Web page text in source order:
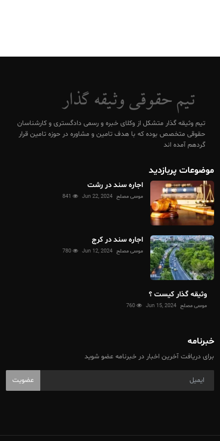
تیم وثیقه گذار متشکل از وکلای خبره و رسمی دادگستری و کارشناسان
حقوقی متخصص بوده که با هدف تامین و مشاوره در حوزه تامین قرار
گردهم آمده اند
موضوعات پربازدید
اجاره سند در رشت
موسی مصلح Jun 22, 2024
اجاره سند در کرج
موسی مصلح Jun 12, 2024
وثیقه گذار کیست ؟
موسی مصلح Jun 15, 2024
خبرنامه
برای دریافت آخرین اخبار در خبرنامه عضو شوید
عضویت